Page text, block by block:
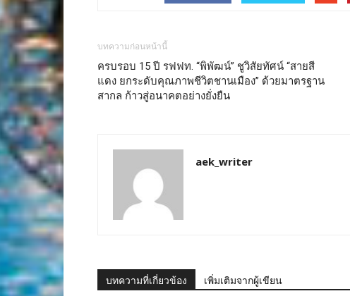
บทความก่อนหน้านี้
ครบรอบ 15 ปี รฟฟท. “พิพัฒน์” ชูวิสัยทัศน์ “สายสี
แดง ยกระดับคุณภาพชีวิตชานเมือง” ด้วยมาตรฐาน
สากล ก้าวสู่อนาคตอย่างยั่งยืน
aek_writer
บทความที่เกี่ยวข้อง เพิ่มเติมจากผู้เขียน